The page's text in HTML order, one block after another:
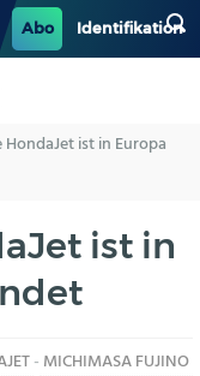
Abo Identifikation
HondaJet ist in Europa
ist in
- MICHIMASA FUJINO